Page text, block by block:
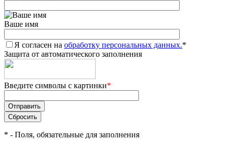
Ваше имя
Я согласен на обработку персональных данных.*
Защита от автоматического заполнения
Введите символы с картинки*
* - Поля, обязательные для заполнения